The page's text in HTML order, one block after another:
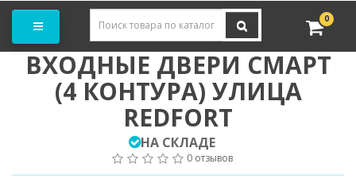
0
ВХОДНЫЕ ДВЕРИ СМАРТ
(4 КОНТУРА) УЛИЦА
REDFORT
НА СКЛАДЕ
0 отзывов